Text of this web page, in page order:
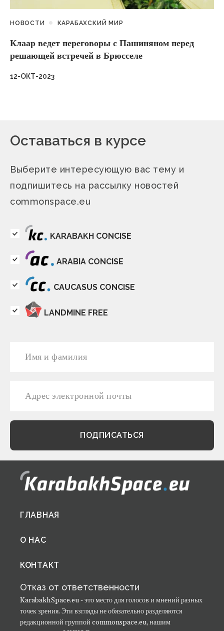
НОВОСТИ КАРАБАХСКИЙ МИР
Клаар ведет переговоры с Пашиняном перед
решающей встречей в Брюсселе
12-ОКТ-2023
Оставаться в курсе
Выберите интересующую вас тему и
подпишитесь на рассылку новостей
commonspace.eu
KARABAKH CONCISE
ARABIA CONCISE
CAUCASUS CONCISE
LANDMINE FREE
Footer
menu
ГЛАВНАЯ
О НАС
КОНТАКТ
Отказ от ответственности
KarabakhSpace.eu - это место для голосов и мнений разных
точек зрения. Эти взгляды не обязательно разделяются
редакционной группой commonspace.eu, нашим